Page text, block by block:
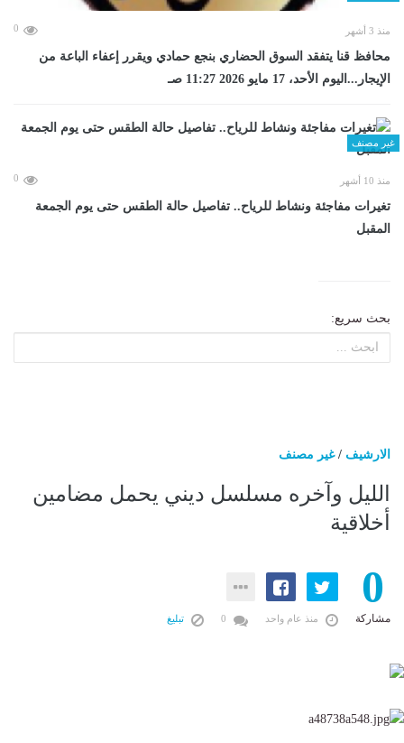
منذ 3 أشهر 0
محافظ قنا يتفقد السوق الحضاري بنجع حمادي ويقرر إعفاء الباعة من
الإيجار...اليوم الأحد، 17 مايو 2026 11:27 صـ
غير مصنف
منذ 10 أشهر 0
تغيرات مفاجئة ونشاط للرياح.. تفاصيل حالة الطقس حتى يوم الجمعة
المقبل
بحث سريع:
الارشيف /غير مصنف
الليل وآخره مسلسل ديني يحمل مضامين
أخلاقية
0
مشاركة منذ عام واحد تبليغ